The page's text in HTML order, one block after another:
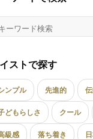
ストで探す
ンプル 先進的
どもらしさ クール
級感 落ち着き